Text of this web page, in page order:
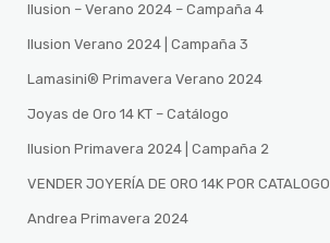
Ilusion – Verano 2024 – Campaña 4
Ilusion Verano 2024 | Campaña 3
Lamasini®️ Primavera Verano 2024
Joyas de Oro 14 KT – Catálogo
Ilusion Primavera 2024 | Campaña 2
VENDER JOYERÍA DE ORO 14K POR CATALOGO
Andrea Primavera 2024